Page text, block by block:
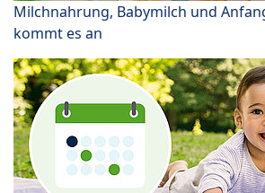
Milchnahrung, Babymilch und
kommt es an